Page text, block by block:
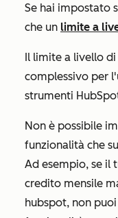
Se hai impostato
che un limite a
Il limite a livello
complessivo per
strumenti
Non è possibile
funzionalità che
Ad esempio, se il
credito mensile
hubspot, non